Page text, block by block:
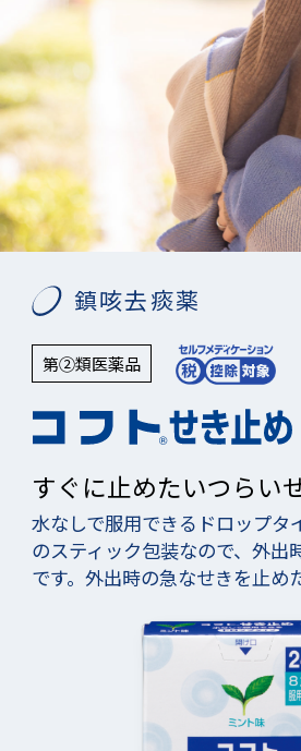
鎮咳去痰薬
第②類医薬品
すぐに止めたいつらい
水なしで服用できるドロップタ
のスティック包装なので、外出
です。外出時の急なせきを止め